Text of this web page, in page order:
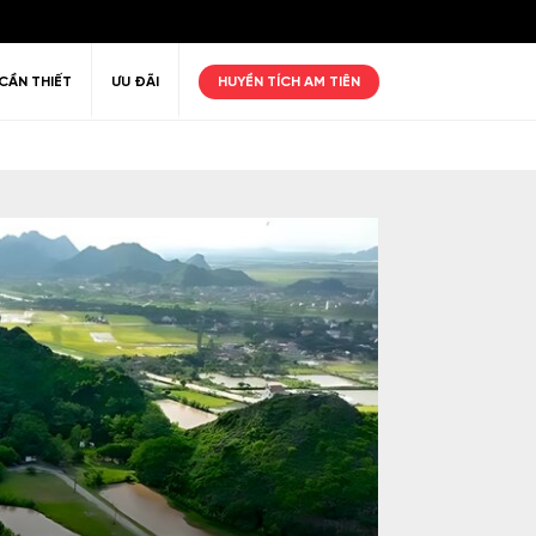
THIẾT ƯU ĐÃI HUYỀN TÍCH AM TIÊN
giãn Thiên nhiên Golf